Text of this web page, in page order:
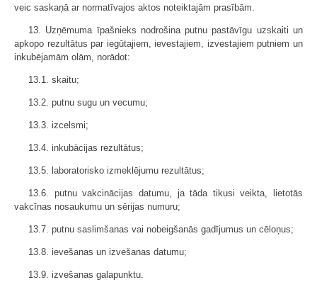
veic saskaņā ar normatīvajos aktos noteiktajām prasībām.
13. Uzņēmuma īpašnieks nodrošina putnu pastāvīgu uzskaiti un
apkopo rezultātus par iegūtajiem, ievestajiem, izvestajiem putniem un
inkubējamām olām, norādot:
13.1. skaitu;
13.2. putnu sugu un vecumu;
13.3. izcelsmi;
13.4. inkubācijas rezultātus;
13.5. laboratorisko izmeklējumu rezultātus;
13.6. putnu vakcinācijas datumu, ja tāda tikusi veikta, lietotās
vakcīnas nosaukumu un sērijas numuru;
13.7. putnu saslimšanas vai nobeigšanās gadījumus un cēloņus;
13.8. ievešanas un izvešanas datumu;
13.9. izvešanas galapunktu.